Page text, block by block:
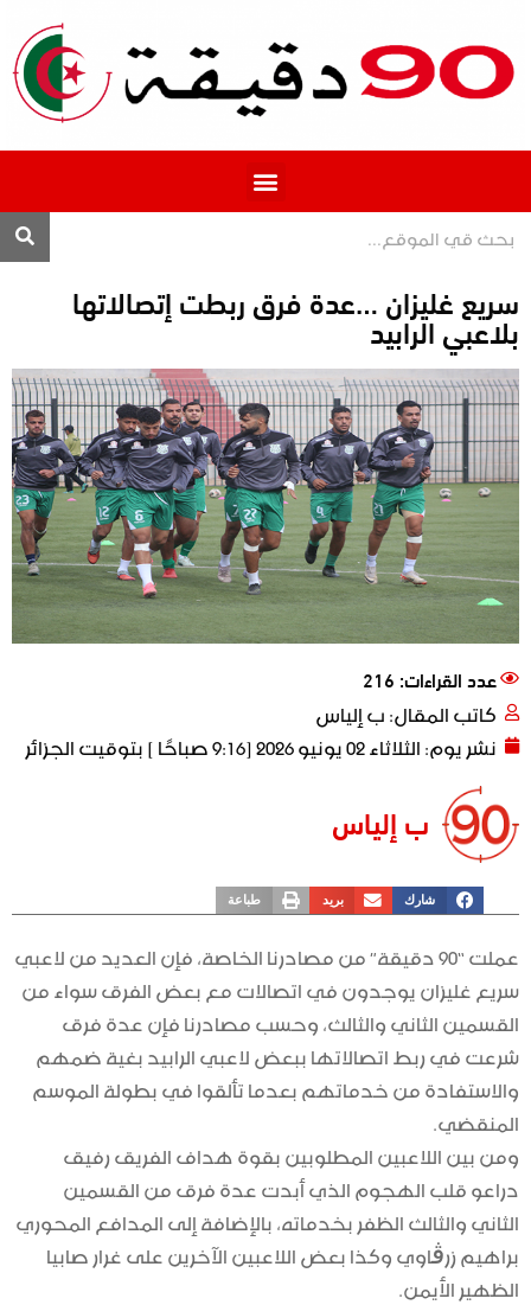
سريع غليزان …عدة فرق ربطت إتصالاتها
بلاعبي الرابيد
عدد القراءات: 216
كاتب المقال:ب إلياس
نشر يوم:الثلاثاء 02 يونيو 2026 [9:16 صباحًا ] بتوقيت الجزائر
ب إلياس
شارك بريد طباعة
عملت “90 دقيقة” من مصادرنا الخاصة، فإن العديد من لاعبي
سريع غليزان يوجدون في اتصالات مع بعض الفرق سواء من
القسمين الثاني والثالث، وحسب مصادرنا فإن عدة فرق
شرعت في ربط اتصالاتها ببعض لاعبي الرابيد بغية ضمهم
والاستفادة من خدماتهم بعدما تألقوا في بطولة الموسم
المنقضي.
ومن بين اللاعبين المطلوبين بقوة هداف الفريق رفيق
دراعو قلب الهجوم الذي أبدت عدة فرق من القسمين
الثاني والثالث الظفر بخدماته، بالإضافة إلى المدافع المحوري
براهيم زرڨاوي وكذا بعض اللاعبين الآخرين على غرار صابيا
الظهير الأيمن.